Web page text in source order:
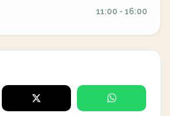
11:00 - 16:00